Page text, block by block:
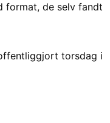
format, de selv fandt
torsdag i